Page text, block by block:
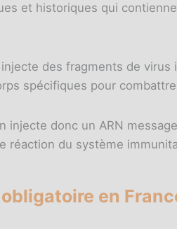
et historiques qui
des fragments de
spécifiques pour
injecte donc un ARN
réaction du système
en